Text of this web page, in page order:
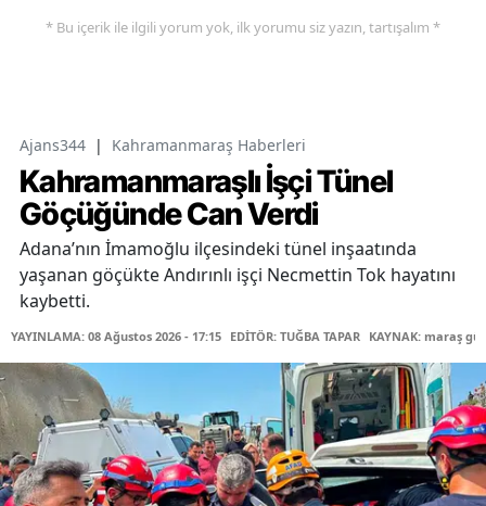
* Bu içerik ile ilgili yorum yok, ilk yorumu siz yazın, tartışalım *
Ajans344 | Kahramanmaraş Haberleri
Kahramanmaraşlı İşçi Tünel
Göçüğünde Can Verdi
Adana’nın İmamoğlu ilçesindeki tünel inşaatında
yaşanan göçükte Andırınlı işçi Necmettin Tok hayatını
kaybetti.
YAYINLAMA: 08 Ağustos 2026 - 17:15 EDİTÖR: TUĞBA TAPAR KAYNAK: maraş